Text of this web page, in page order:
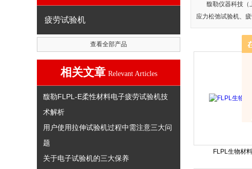
疲劳试验机
查看全部产品
相关文章 Relevant Articles
馥勒FLPL-E柔性材料电子疲劳试验机技
术解析
用户使用拉伸试验机过程中需注意三大问
题
关于电子试验机的三大保养
馥勒仪器科技（
应力松弛试验机、
FLPL生物材